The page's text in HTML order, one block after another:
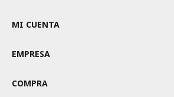
MI CUENTA
EMPRESA
COMPRA